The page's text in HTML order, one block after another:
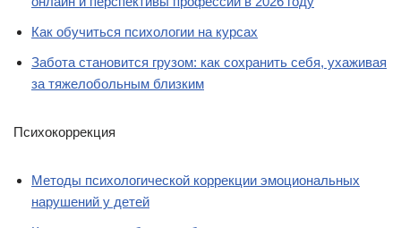
Как обучиться психологии на курсах
Забота становится грузом: как сохранить себя, ухаживая
за тяжелобольным близким
Психокоррекция
Методы психологической коррекции эмоциональных
нарушений у детей